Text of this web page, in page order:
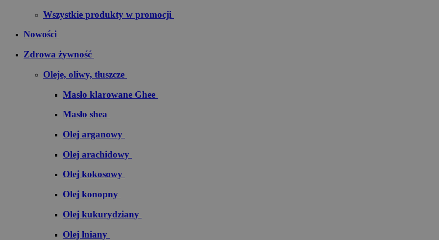
Wszystkie produkty w promocji
Nowości
Zdrowa żywność
Oleje, oliwy, tłuszcze
Masło klarowane Ghee
Masło shea
Olej arganowy
Olej arachidowy
Olej kokosowy
Olej konopny
Olej kukurydziany
Olej lniany